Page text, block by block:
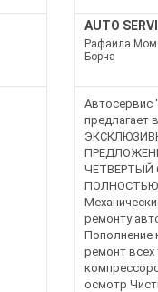
AUTO
Рафаила
Борча
Автосервис
предлагает
ЧЕТВЕРТЫЙ
ПОЛНОСТЬЮ
ремонту
Пополнение
ремонт всех
осмотр